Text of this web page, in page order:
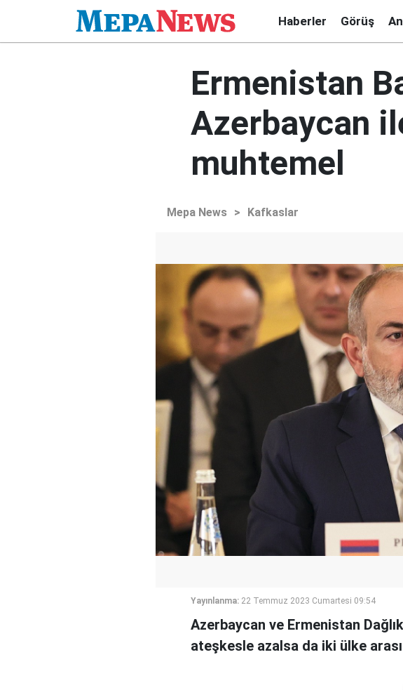
Haberler Görüş
Ermenistan
Azerbaycan
muhtemel
Mepa News > Kafkaslar
Yayınlanma: 22 Temmuz 2023 Cumartesi 09:54
Azerbaycan ve Ermenistan
ateşkesle azalsa da iki ülke